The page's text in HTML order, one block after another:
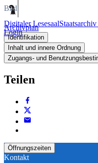
Digitaler Lesesaal
Login
Bild
Archivplan
Identifikation
Inhalt und innere Ordnung
Zugangs- und
Teilen
Öffnungszeiten
Kontakt